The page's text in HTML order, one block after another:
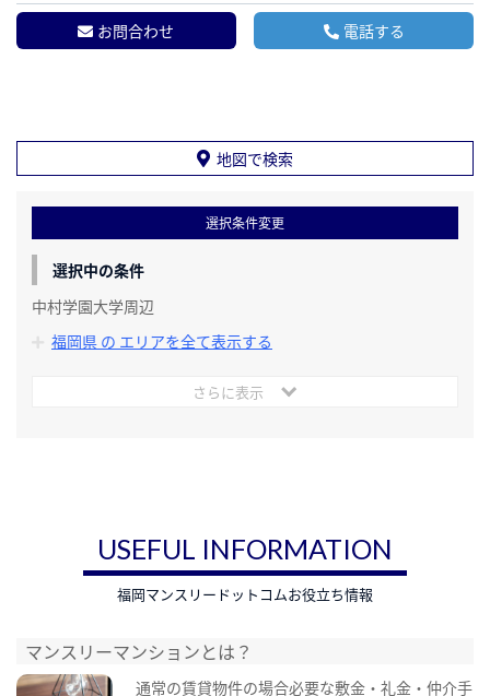
お問合わせ 電話する
地図で検索
選択条件変更
選択中の条件
中村学園大学周辺
福岡県 の エリアを全て表示する
さらに表示
USEFUL INFORMATION
福岡マンスリードットコムお役立ち情報
マンスリーマンションとは？
通常の賃貸物件の場合必要な敷金・礼金・仲介手